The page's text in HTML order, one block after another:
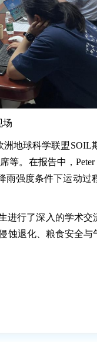
场
地球科学联盟SOIL
。在报告中，
强度条件下运动过
进行了深入的学术
蚀退化、粮食安全